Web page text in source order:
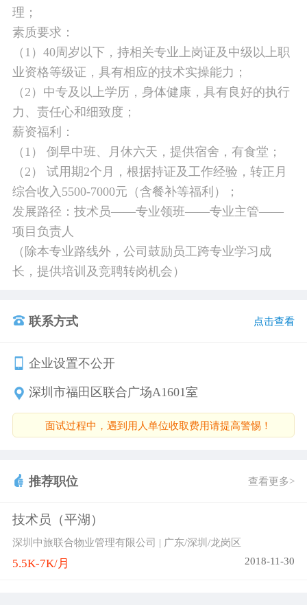
理；
素质要求：
（1）40周岁以下，持相关专业上岗证及中级以上职
业资格等级证，具有相应的技术实操能力；
（2）中专及以上学历，身体健康，具有良好的执行
力、责任心和细致度；
薪资福利：
（1） 倒早中班、月休六天，提供宿舍，有食堂；
（2） 试用期2个月，根据持证及工作经验，转正月
综合收入5500-7000元（含餐补等福利）；
发展路径：技术员——专业领班——专业主管——
项目负责人
（除本专业路线外，公司鼓励员工跨专业学习成
长，提供培训及竞聘转岗机会）
联系方式 点击查看
企业设置不公开
深圳市福田区联合广场A1601室
面试过程中，遇到用人单位收取费用请提高警惕！
推荐职位 查看更多>
技术员（平湖）
深圳中旅联合物业管理有限公司 | 广东/深圳/龙岗区
5.5K-7K/月 2018-11-30